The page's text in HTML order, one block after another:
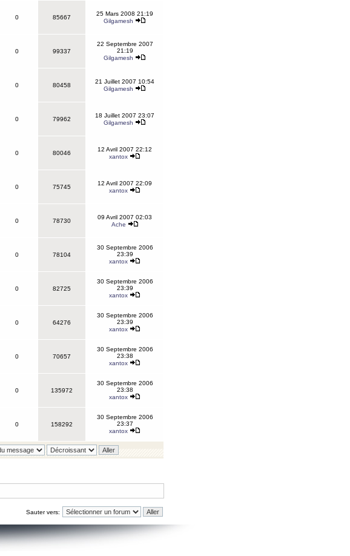
0 85667
25 Mars 2008 21:19
Gilgamesh
0 99337
22 Septembre 2007
21:19
Gilgamesh
0 80458
21 Juillet 2007 10:54
Gilgamesh
0 79962
18 Juillet 2007 23:07
Gilgamesh
0 80046
12 Avril 2007 22:12
xantox
0 75745
12 Avril 2007 22:09
xantox
0 78730
09 Avril 2007 02:03
Ache
0 78104
30 Septembre 2006
23:39
xantox
0 82725
30 Septembre 2006
23:39
xantox
0 64276
30 Septembre 2006
23:39
xantox
0 70657
30 Septembre 2006
23:38
xantox
0 135972
30 Septembre 2006
23:38
xantox
0 158292
30 Septembre 2006
23:37
xantox
Sauter vers: